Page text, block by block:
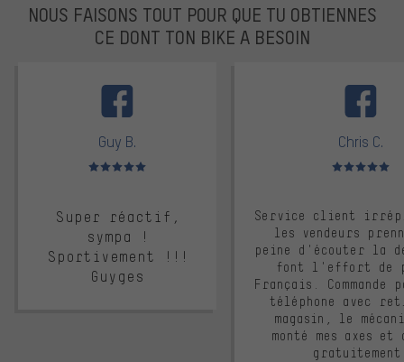
NOUS FAISONS TOUT POUR QUE TU OBTIENNES
CE DONT TON BIKE A BESOIN
Guy B.
Note moyenne : 5 sur 5
Super réactif,
sympa !
Sportivement !!!
Guyges
Chris C.
Note moyenne :
Service client
les vendeurs
peine d'écouter la
font l'effort de
Français. Commande
téléphone avec
magasin, le
monté mes axes et